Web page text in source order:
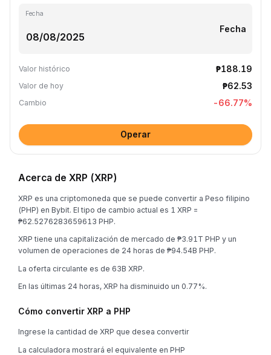
Fecha
Fecha
Valor histórico ₱188.19
Valor de hoy ₱62.53
Cambio -66.77%
Operar
Acerca de XRP (XRP)
XRP es una criptomoneda que se puede convertir a Peso filipino
(PHP) en Bybit. El tipo de cambio actual es 1 XRP =
₱62.5276283659613 PHP.
XRP tiene una capitalización de mercado de ₱3.91T PHP y un
volumen de operaciones de 24 horas de ₱94.54B PHP.
La oferta circulante es de 63B XRP.
En las últimas 24 horas, XRP ha disminuido un 0.77%.
Cómo convertir XRP a PHP
Ingrese la cantidad de XRP que desea convertir
La calculadora mostrará el equivalente en PHP